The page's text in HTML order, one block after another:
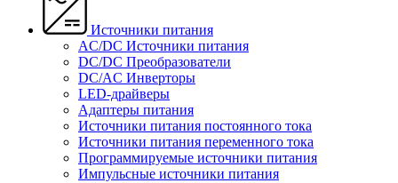
Источники питания
AC/DC Источники питания
DC/DC Преобразователи
DC/AC Инверторы
LED-драйверы
Адаптеры питания
Источники питания постоянного тока
Источники питания переменного тока
Программируемые источники питания
Импульсные источники питания